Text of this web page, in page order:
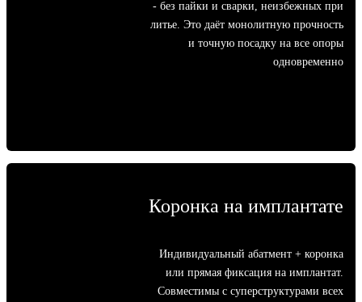
- без пайки и сварки, неизбежных при
литье. Это даёт монолитную прочность
и точную посадку на все опоры
одновременно
Коронка на имплантате
Индивидуальный абатмент + коронка
или прямая фиксация на имплантат.
Совместимы с суперструктурами всех